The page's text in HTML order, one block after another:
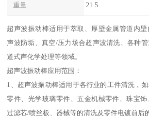
重量 21.5
超声波振动棒适用于萃取、厚壁金属管道内
声波防垢、真空/压力场合超声波清洗、各种
道式声化学处理等领域。
超声波振动棒应用范围：
1、超声波振动棒适用于各行业的工件清洗，
零件、光学玻璃零件、五金机械零件、珠宝
过滤芯/喷丝板、器械等的清洗及零件电镀前后